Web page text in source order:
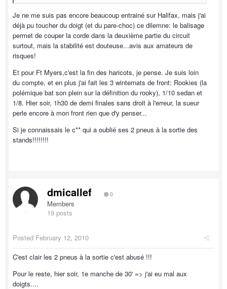
Je ne me suis pas encore beaucoup entrainé sur Halifax, mais j'ai
déjà pu toucher du doigt (et du pare-choc) ce dilemne: le balisage
permet de couper la corde dans la deuxième partie du circuit
surtout, mais la stabilité est douteuse...avis aux amateurs de
risques!
Et pour Ft Myers,c'est la fin des haricots, je pense. Je suis loin
du compte, et en plus j'ai fait les 3 winternats de front: Rookies (la
polémique bat son plein sur la définition du rooky), 1/10 sedan et
1/8. Hier soir, 1h30 de demi finales sans droit à l'erreur, la sueur
perle encore à mon front rien que d'y penser...
Si je connaissais le c** qui a oublié ses 2 pneus à la sortie des
stands!!!!!!!!
dmicallef 0
Members
19 posts
Posted February 12, 2010
C'est clair les 2 pneus à la sortie c'est abusé !!!
Pour le reste, hier soir, 1e manche de 30' => j'ai eu mal aux
doigts....